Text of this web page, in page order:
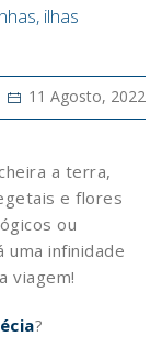
ilhas
11 Agosto, 2022
a terra,
e flores
ou
uma infinidade
viagem!
?